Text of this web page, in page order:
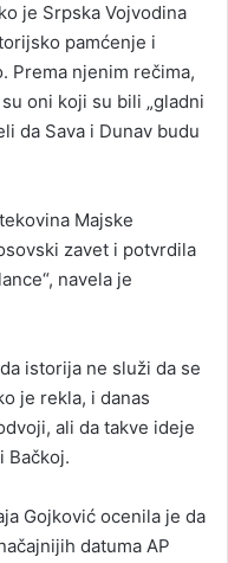
je Srpska Vojvodina
pamćenje i
Prema njenim rečima,
oni koji su bili „gladni
da Sava i Dunav budu
Majske
zavet i potvrdila
navela je
istorija ne služi da se
je rekla, i danas
ali da takve ideje
Bačkoj.
Gojković ocenila je da
datuma AP